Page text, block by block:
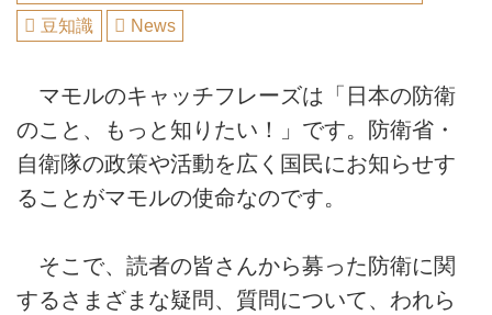
豆知識
News
マモルのキャッチフレーズは「日本の防衛
のこと、もっと知りたい！」です。防衛省・
自衛隊の政策や活動を広く国民にお知らせす
ることがマモルの使命なのです。
そこで、読者の皆さんから募った防衛に関
するさまざまな疑問、質問について、われら